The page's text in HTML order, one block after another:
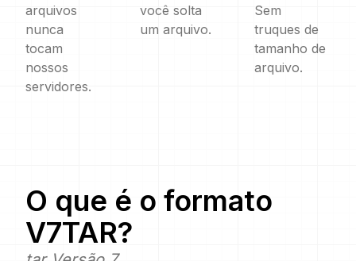
arquivos
nunca
tocam
nossos
servidores.
você solta
um arquivo.
Sem
truques de
tamanho de
arquivo.
O que é o formato
V7TAR?